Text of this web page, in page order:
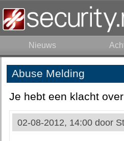
Nieuws
Abuse Melding
Je hebt een klacht
02-08-2012, 14:00 door